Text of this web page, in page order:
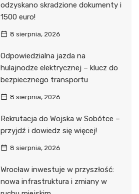
odzyskano skradzione dokumenty i
1500 euro!
8 sierpnia, 2026
Odpowiedzialna jazda na
hulajnodze elektrycznej – klucz do
bezpiecznego transportu
8 sierpnia, 2026
Rekrutacja do Wojska w Sobótce –
przyjdź i dowiedz się więcej!
8 sierpnia, 2026
Wrocław inwestuje w przyszłość:
nowa infrastruktura i zmiany w